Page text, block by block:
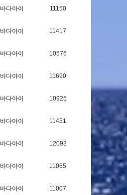
바다아이 11150
바다아이 11417
바다아이 10576
바다아이 11690
바다아이 10925
바다아이 11451
바다아이 12093
바다아이 11065
바다아이 11007